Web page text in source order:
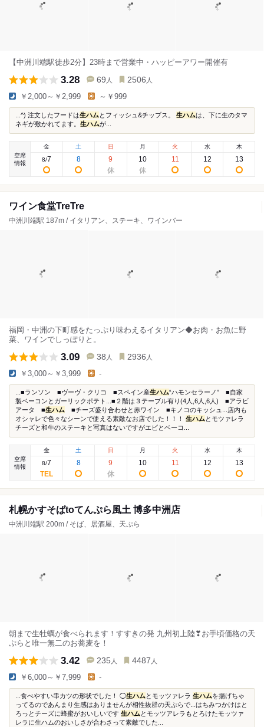
【中洲川端駅徒歩2分】23時まで営業中・ハッピーアワー開催有
3.28 69 人 2506 人
￥2,000～￥2,999 ～￥999
...^) 注文したフードは生ハム とフィッシュ&チップス。 生ハムは、下に生のタマ
ネギが敷かれてます。 生ハムが...
空席
情報
金
8/7
土
8
日
9
月
10
火
11
水
12
木
13
ワイン食堂TreTre
中洲川端駅 187m / イタリアン、ステーキ、ワインバー
福岡・中洲の下町感をたっぷり味わえるイタリアン◆お肉・お魚に野
菜、ワインでしっぽりと。
3.09 38 人 2936 人
￥3,000～￥3,999 -
...■ランソン ■ヴーヴ・クリコ ■スペイン産生ハム“ハモンセラーノ” ■自家
製ベーコンとガーリックポテト...■２階は３テーブル有り(4人,6人,6人) ■アラビ
アータ ■生ハム ■チーズ盛り合わせと赤ワイン ■キノコのキッシュ...店内も
オシャレで色々なシーンで使える素敵なお店でした！！！ 生ハム とモツァレラ
チーズと和牛のステーキと写真はないですがエビとベーコ...
空席
情報
金
8/7
土
8
日
9
月
10
火
11
水
12
木
13
札幌かすそばtoてんぷら風土 博多中洲店
中洲川端駅 200m / そば、居酒屋、天ぷら
朝まで生牡蠣が食べられます！すすきの発 九州初上陸❣お手頃価格の天
ぷらと唯一無二のお蕎麦を！
3.42 235 人 4487 人
￥6,000～￥7,999 -
...食べやすい串カツの形状でした！ ◯生ハム とモッツァレラ 生ハムを揚げちゃ
ってるのであんまり生感はありませんが相性抜群の天ぷらで...はちみつかけはと
ろっとチーズに蜂蜜がおいしいです 生ハム とモッツアレラもとろけたモッツァ
レラに生ハムのおいしさが合わさって素敵でした...